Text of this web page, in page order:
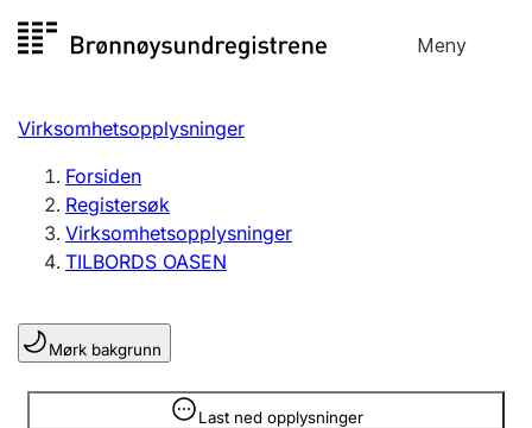
til
Meny
Registersøk
Aksjeselskap
Enkeltpersonforetak
Registrere, endre, slette
Lag og forening
Registrere, endre, slette
Virksomhetsopplysninger
Forsiden
Registersøk
Virksomhetsopplysninger
TILBORDS OASEN
Mørk bakgrunn
Last ned opplysninger
Opplysninger er skjult